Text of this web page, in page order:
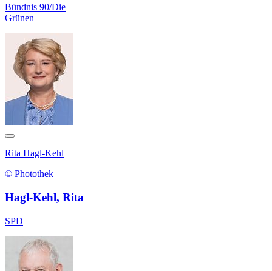
Bündnis 90/Die
Grünen
Rita Hagl-Kehl
© Photothek
Hagl-Kehl, Rita
SPD